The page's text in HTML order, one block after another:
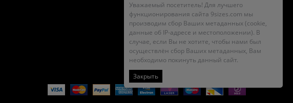
Уважаемый посетитель! Для лучшего
функционирования сайта 9sizes.com мы
производим сбор Ваших метаданных (cookie,
данные об IP-адресе и местоположении). В
случае, если Вы не хотите, чтобы нами был
осуществлён сбор Ваших метаданных, Вам
необходимо покинуть данный сайт.
Закрыть